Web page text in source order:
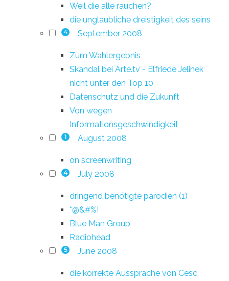
Weil die alle rauchen?
die unglaubliche dreistigkeit des seins
4 September 2008
Zum Wahlergebnis
Skandal bei Arte.tv - Elfriede Jelinek
nicht unter den Top 10
Datenschutz und die Zukunft
Von wegen
Informationsgeschwindigkeit
1 August 2008
on screenwriting
4 July 2008
dringend benötigte parodien (1)
*@&#%!
Blue Man Group
Radiohead
5 June 2008
die korrekte Aussprache von Cesc